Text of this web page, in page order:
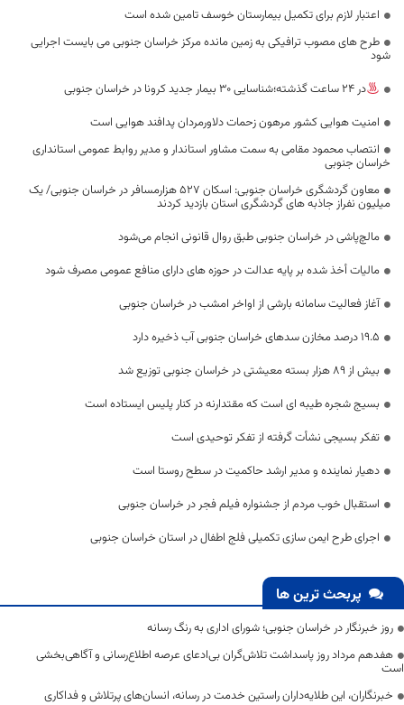
اعتبار لازم برای تکمیل بیمارستان خوسف تامین شده است
طرح های مصوب ترافیکی به زمین مانده مرکز خراسان جنوبی می بایست اجرایی
شود
در 24 ساعت گذشته؛شناسایی 30 بیمار جدید کرونا در خراسان جنوبی
امنیت هوایی کشور مرهون زحمات دلاورمردان پدافند هوایی است
انتصاب محمود مقامی به سمت مشاور استاندار و مدیر روابط عمومی استانداری
خراسان جنوبی
معاون گردشگری خراسان جنوبی: اسکان 527 هزارمسافر در خراسان جنوبی/ یک
میلیون نفراز جاذبه های گردشگری استان بازدید کردند
مالچ‌پاشی در خراسان جنوبی طبق روال قانونی انجام می‌شود
مالیات أخذ شده بر پایه عدالت در حوزه های دارای منافع عمومی مصرف شود
آغاز فعالیت سامانه بارشی از اواخر امشب در خراسان جنوبی
۱۹.۵ درصد مخازن سدهای خراسان جنوبی آب ذخیره دارد
بیش از ۸۹ هزار بسته معیشتی در خراسان جنوبی توزیع شد
بسیج شجره طیبه ای است که مقتدارنه در کنار پلیس ایستاده است
تفکر بسیجی نشأت گرفته از تفکر توحیدی است
دهیار نماینده و مدیر ارشد حاکمیت در سطح روستا است
استقبال خوب مردم از جشنواره فیلم فجر در خراسان جنوبی
اجرای طرح ایمن سازی تکمیلی فلج اطفال در استان خراسان جنوبی
پربحث ترین ها
روز خبرنگار در خراسان جنوبی؛ شورای اداری به رنگ رسانه
هفدهم مرداد روز پاسداشت تلاش‌گران بی‌ادعای عرصه اطلاع‌رسانی و آگاهی‌بخشی
است
خبرنگاران، این طلایه‌داران راستین خدمت در رسانه، انسان‌های پرتلاش و فداکاری